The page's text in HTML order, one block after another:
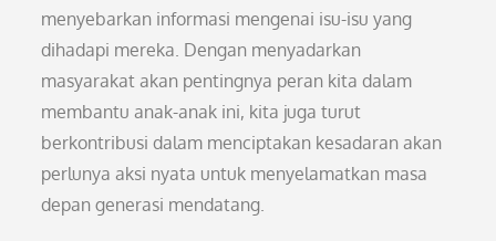
menyebarkan informasi mengenai isu-isu yang
dihadapi mereka. Dengan menyadarkan
masyarakat akan pentingnya peran kita dalam
membantu anak-anak ini, kita juga turut
berkontribusi dalam menciptakan kesadaran akan
perlunya aksi nyata untuk menyelamatkan masa
depan generasi mendatang.